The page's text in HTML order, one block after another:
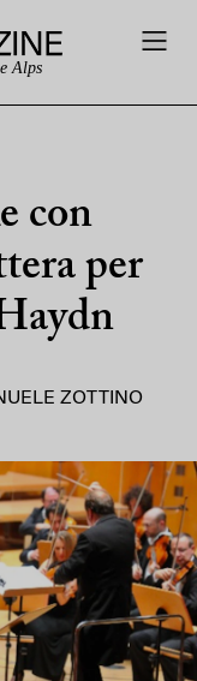
Alps
con
per
ZOTTINO